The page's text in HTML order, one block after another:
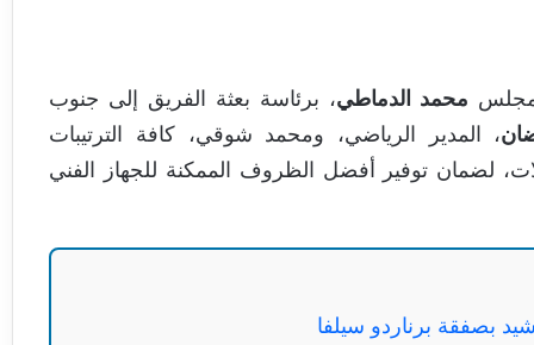
محمد الدماطي، برئاسة بعثة الفريق إلى جنوب
، المدير الرياضي، ومحمد شوقي، كافة الترتيبات
لضمان توفير أفضل الظروف الممكنة للجهاز الفني
بصفقة برناردو سيلفا